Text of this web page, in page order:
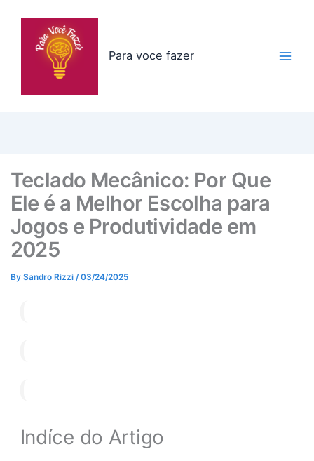
Para voce fazer
Teclado Mecânico: Por Que
Ele é a Melhor Escolha para
Jogos e Produtividade em
2025
By Sandro Rizzi /03/24/2025
Indíce do Artigo